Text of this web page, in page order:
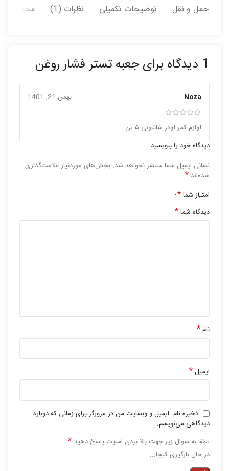
حمل و نقل توضیحات تکمیلی نظرات (1) محصولات
1 دیدگاه برای جعبه تستر فشار روغن
Noza بهمن 21, 1401
لوازم کمر لودر شانتوئی ۵ تن
دیدگاه خود را بنویسید
نشانی ایمیل شما منتشر نخواهد شد. بخش‌های موردنیاز علامت‌گذاری
شده‌اند *
امتیاز شما*
دیدگاه شما*
نام*
ایمیل*
ذخیره نام، ایمیل و وبسایت من در مرورگر برای زمانی که دوباره
دیدگاهی می‌نویسم.
لطفا به سوال زیر جهت بالا بردن امنیت پاسخ دهید *
در حال بارگیری کپچا...